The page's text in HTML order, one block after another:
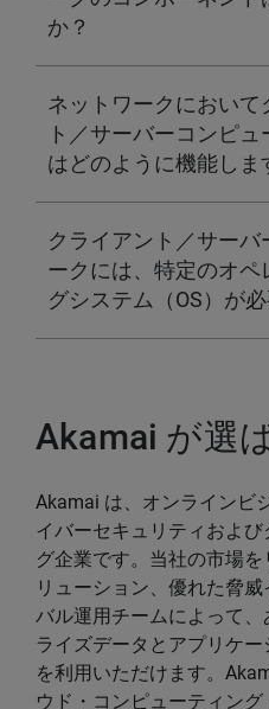
か？
ネットワークにおいて
ト／サーバーコンピ
はどのように機能しま
クライアント／サーバ
ークには、特定のオペ
グシステム（OS）が
Akamai が選
Akamai は、オンラインビ
イバーセキュリティおよ
グ企業です。当社の市場
リューション、優れた脅
バル運用チームによって
ライズデータとアプリケ
を利用いただけます。
ウド・コンピューティン